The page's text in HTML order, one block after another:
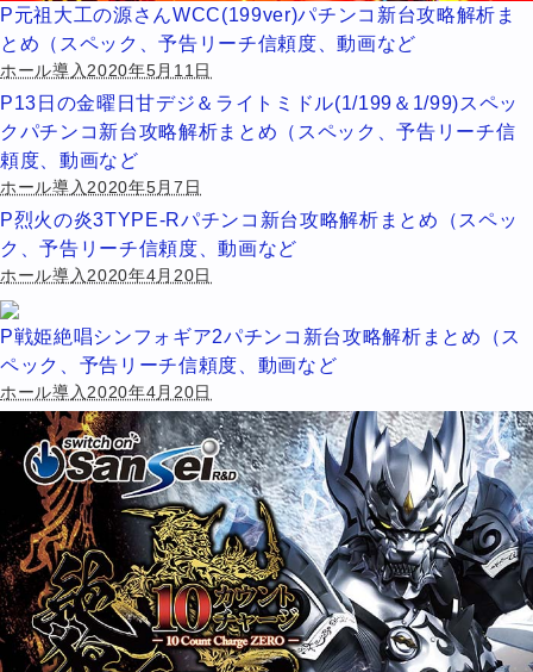
P元祖大工の源さんWCC(199ver)パチンコ新台攻略解析ま
とめ（スペック、予告リーチ信頼度、動画など
ホール導入2020年5月11日
P13日の金曜日甘デジ＆ライトミドル(1/199＆1/99)スペッ
クパチンコ新台攻略解析まとめ（スペック、予告リーチ信
頼度、動画など
ホール導入2020年5月7日
P烈火の炎3TYPE-Rパチンコ新台攻略解析まとめ（スペッ
ク、予告リーチ信頼度、動画など
ホール導入2020年4月20日
P戦姫絶唱シンフォギア2パチンコ新台攻略解析まとめ（ス
ペック、予告リーチ信頼度、動画など
ホール導入2020年4月20日